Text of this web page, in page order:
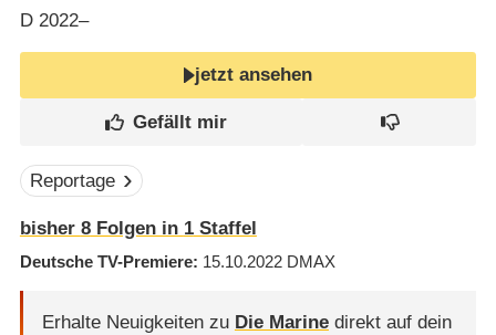
D2022–
jetzt ansehen
Reportage
bisher 8Folgen in 1Staffel
Deutsche TV-Premiere 15.10.2022 DMAX
Erhalte Neuigkeiten zu Die Marinedirekt auf dein